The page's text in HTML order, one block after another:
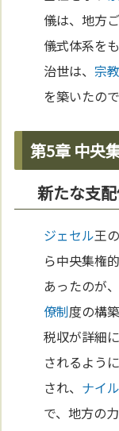
儀は、地方
儀式体系を
治世は、 宗教
を築いたので
第5章 中央
新たな支
ジェセル王
ら中央集権
あったのが、
僚制度の構
税収が詳細
されるよう
され、 ナイ
で、地方の